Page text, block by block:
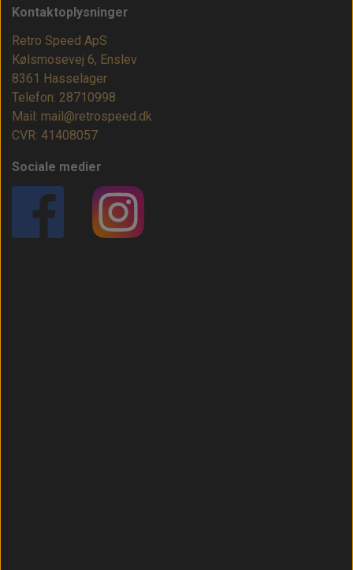
Kontaktoplysninger
Retro Speed ApS
Kølsmosevej 6, Enslev
8361 Hasselager
Telefon: 28710998
Mail: mail@retrospeed.dk
CVR: 41408057
Sociale medier